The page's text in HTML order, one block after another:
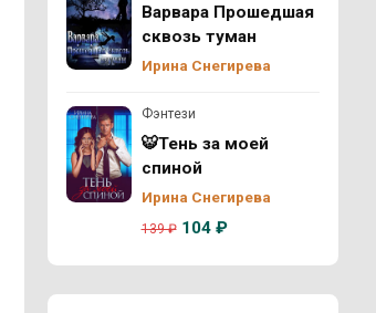
Варвара Прошедшая
сквозь туман
Ирина Снегирева
Фэнтези
🐯Тень за моей
спиной
Ирина Снегирева
139 ₽104 ₽